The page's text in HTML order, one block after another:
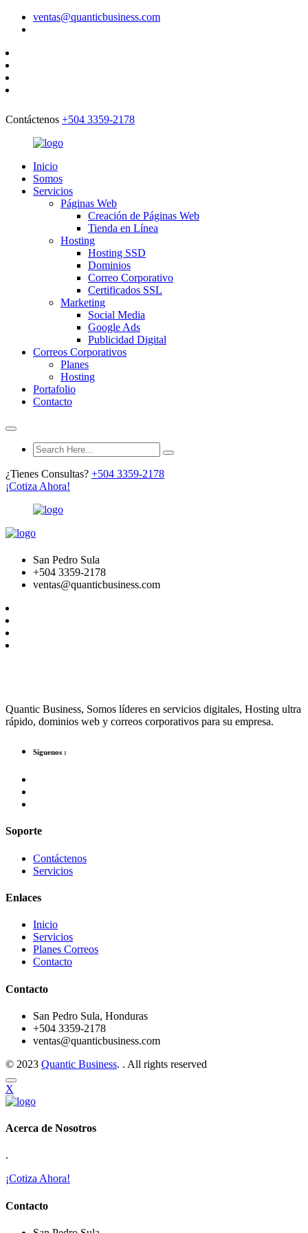
ventas@quanticbusiness.com
Contáctenos +504 3359-2178
Inicio
Somos
Servicios
Páginas Web
Creación de Páginas Web
Tienda en Línea
Hosting
Hosting SSD
Dominios
Correo Corporativo
Certificados SSL
Marketing
Social Media
Google Ads
Publicidad Digital
Correos Corporativos
Planes
Hosting
Portafolio
Contacto
¿Tienes Consultas? +504 3359-2178
¡Cotiza Ahora!
San Pedro Sula
+504 3359-2178
ventas@quanticbusiness.com
Quantic Business, Somos líderes en servicios digitales, Hosting ultra
rápido, dominios web y correos corporativos para su empresa.
Síguenos :
Soporte
Contáctenos
Servicios
Enlaces
Inicio
Servicios
Planes Correos
Contacto
Contacto
San Pedro Sula, Honduras
+504 3359-2178
ventas@quanticbusiness.com
© 2023 Quantic Business. . All rights reserved
X
Acerca de Nosotros
.
¡Cotiza Ahora!
Contacto